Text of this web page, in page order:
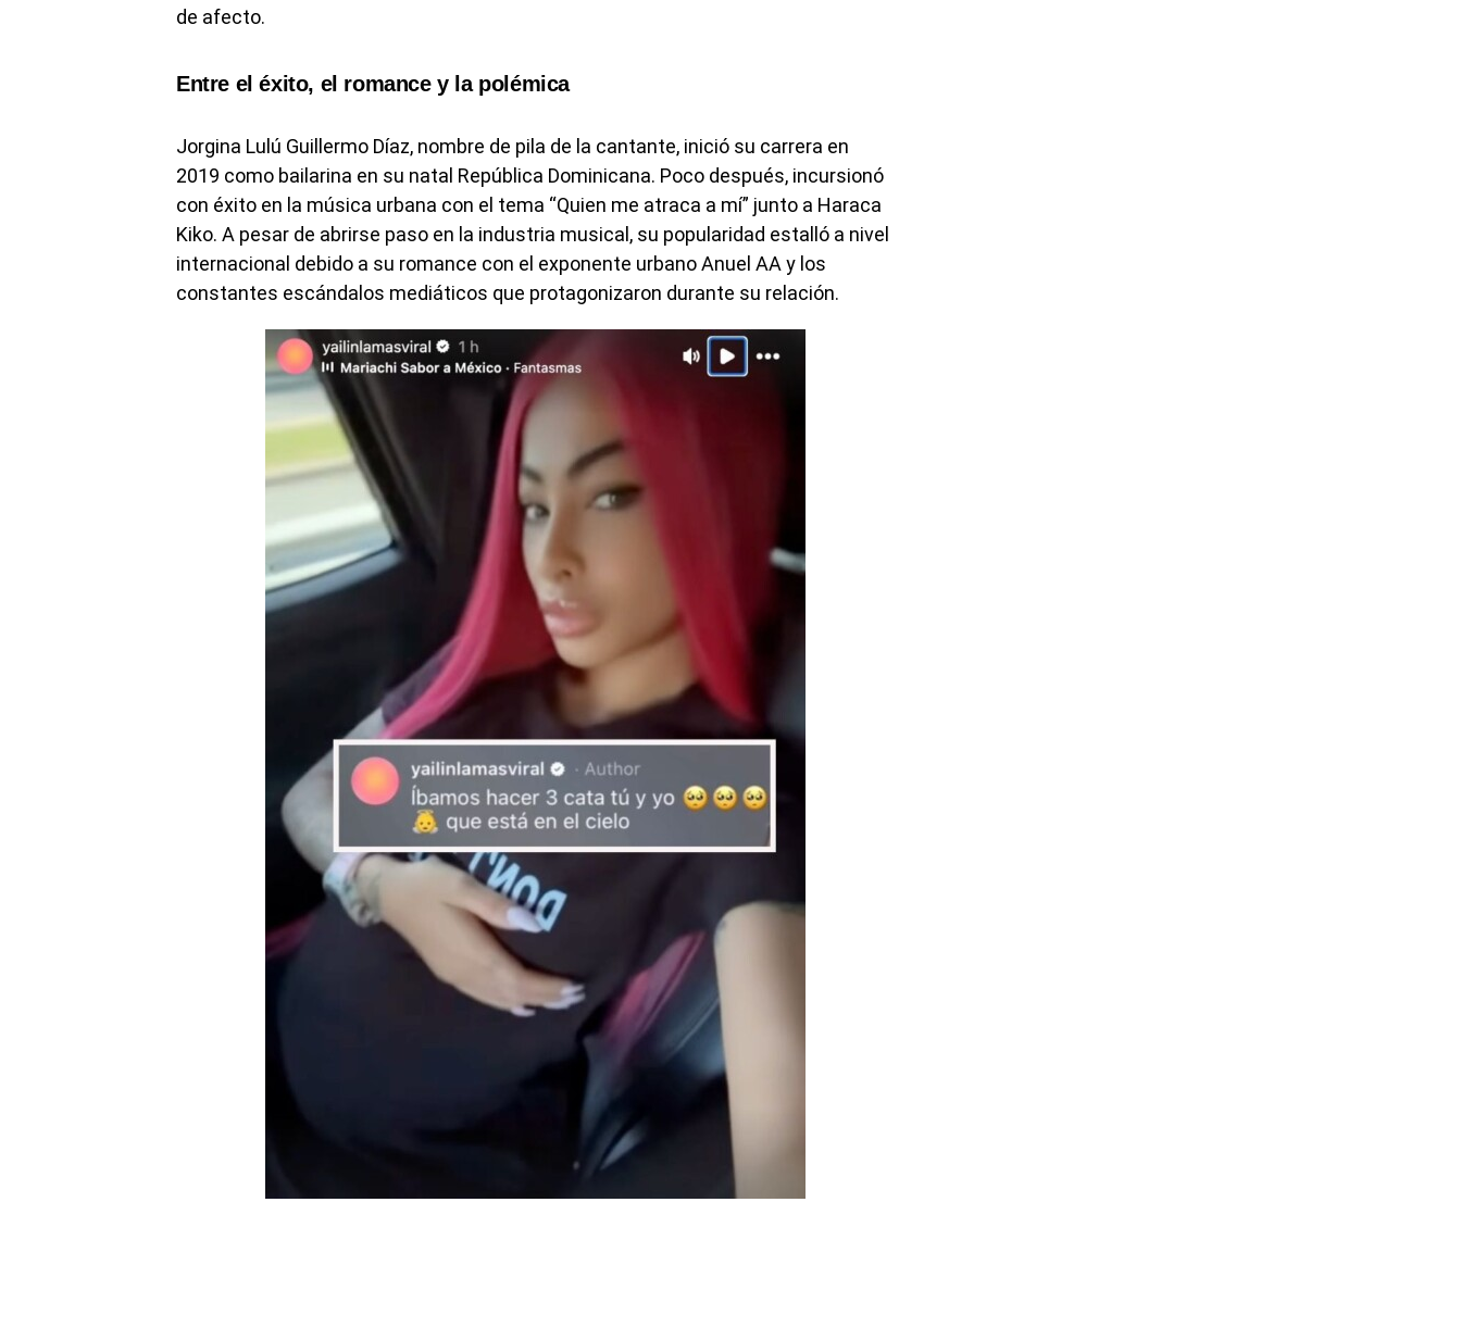
de afecto.
Entre el éxito, el romance y la polémica
Jorgina Lulú Guillermo Díaz, nombre de pila de la cantante, inició su carrera en
2019 como bailarina en su natal República Dominicana. Poco después, incursionó
con éxito en la música urbana con el tema “Quien me atraca a mí” junto a Haraca
Kiko. A pesar de abrirse paso en la industria musical, su popularidad estalló a nivel
internacional debido a su romance con el exponente urbano Anuel AA y los
constantes escándalos mediáticos que protagonizaron durante su relación.